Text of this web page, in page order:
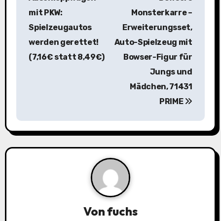
s
n
a
mit PKW:
Spielzeugautos
werden gerettet!
(7,16€ statt 8,49€)
Monsterkarre –
Erweiterungsset,
Auto-Spielzeug mit
Bowser-Figur für
Jungs und
Mädchen, 71431
PRIME
Vonfuchs